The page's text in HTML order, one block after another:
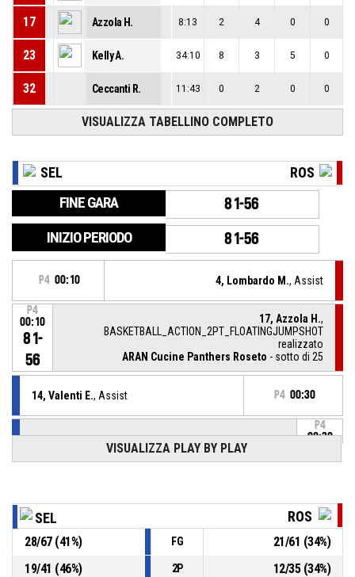
17 Azzola H. 8:13 2 4 0 0
23 Kelly A. 34:10 8 3 5 0
32 Ceccanti R. 11:43 0 2 0 0
VISUALIZZA TABELLINO COMPLETO
SEL ROS
FINE GARA 81-56
INIZIO PERIODO 81-56
P4 00:10 4, Lombardo M., Assist
P4
00:10
81-
56
17, Azzola H.,
BASKETBALL_ACTION_2PT_FLOATINGJUMPSHOT
realizzato
ARAN Cucine Panthers Roseto - sotto di 25
14, Valenti E., Assist P4 00:30
41, Makurat A., BASKETBALL_ACTION_3PT_JUMPSHOT
Techfind San Salvatore Selargius- avanti di 27
P4
00:30
30, Poddighe A. P4 00:43
Palla contesa per palla trattenuta
VISUALIZZA PLAY BY PLAY
SEL ROS
28/67(41%) FG 21/61 (34%)
19/41 (46%) 2P 12/35(34%)